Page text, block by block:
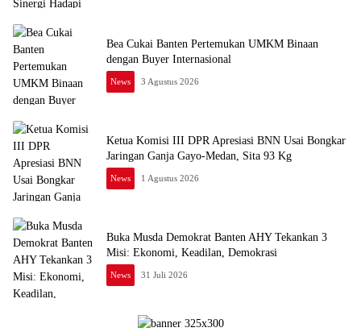
Bea Cukai Banten Pertemukan UMKM Binaan
dengan Buyer Internasional
News 3 Agustus 2026
Ketua Komisi III DPR Apresiasi BNN Usai Bongkar
Jaringan Ganja Gayo-Medan, Sita 93 Kg
News 1 Agustus 2026
Buka Musda Demokrat Banten AHY Tekankan 3
Misi: Ekonomi, Keadilan, Demokrasi
News 31 Juli 2026